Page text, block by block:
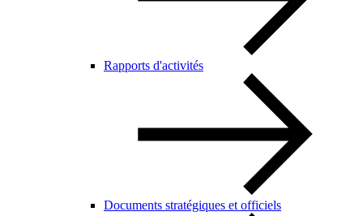
Rapports d'activités
Documents stratégiques et officiels